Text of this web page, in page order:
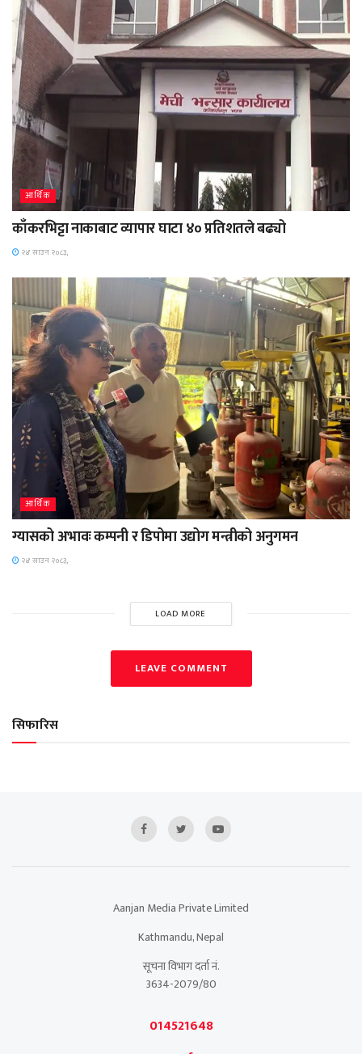
आर्थिक
काँकरभिट्टा नाकाबाट व्यापार घाटा ४० प्रतिशतले बढ्यो
२४ साउन २०८३,
आर्थिक
ग्यासको अभावः कम्पनी र डिपोमा उद्योग मन्त्रीको अनुगमन
२४ साउन २०८३,
LOAD MORE
LEAVE COMMENT
सिफारिस
Aanjan Media Private Limited
Kathmandu, Nepal
सूचना विभाग दर्ता नं.
3634-2079/80
014521648